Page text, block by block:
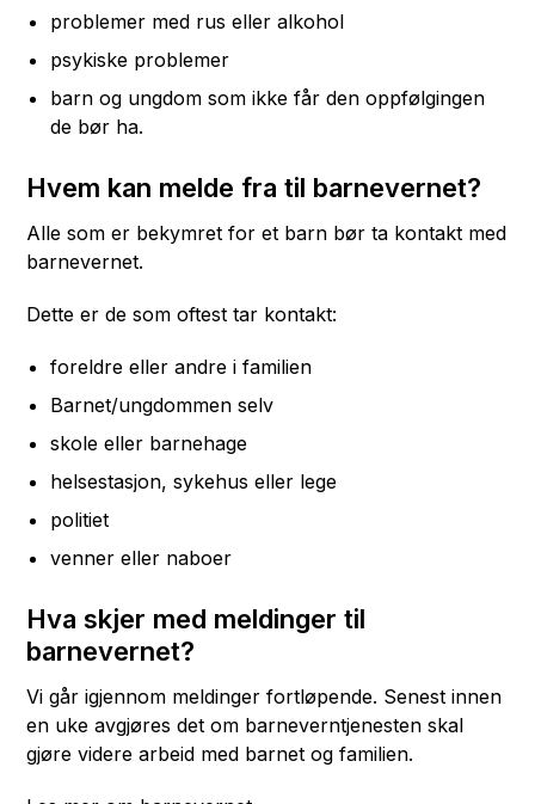
problemer med rus eller alkohol
psykiske problemer
barn og ungdom som ikke får den oppfølgingen
de bør ha.
Hvem kan melde fra til barnevernet?
Alle som er bekymret for et barn bør ta kontakt med
barnevernet.
Dette er de som oftest tar kontakt:
foreldre eller andre i familien
Barnet/ungdommen selv
skole eller barnehage
helsestasjon, sykehus eller lege
politiet
venner eller naboer
Hva skjer med meldinger til
barnevernet?
Vi går igjennom meldinger fortløpende. Senest innen
en uke avgjøres det om barneverntjenesten skal
gjøre videre arbeid med barnet og familien.